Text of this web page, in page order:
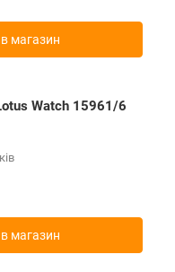
магазин
Watch 15961/6
магазин